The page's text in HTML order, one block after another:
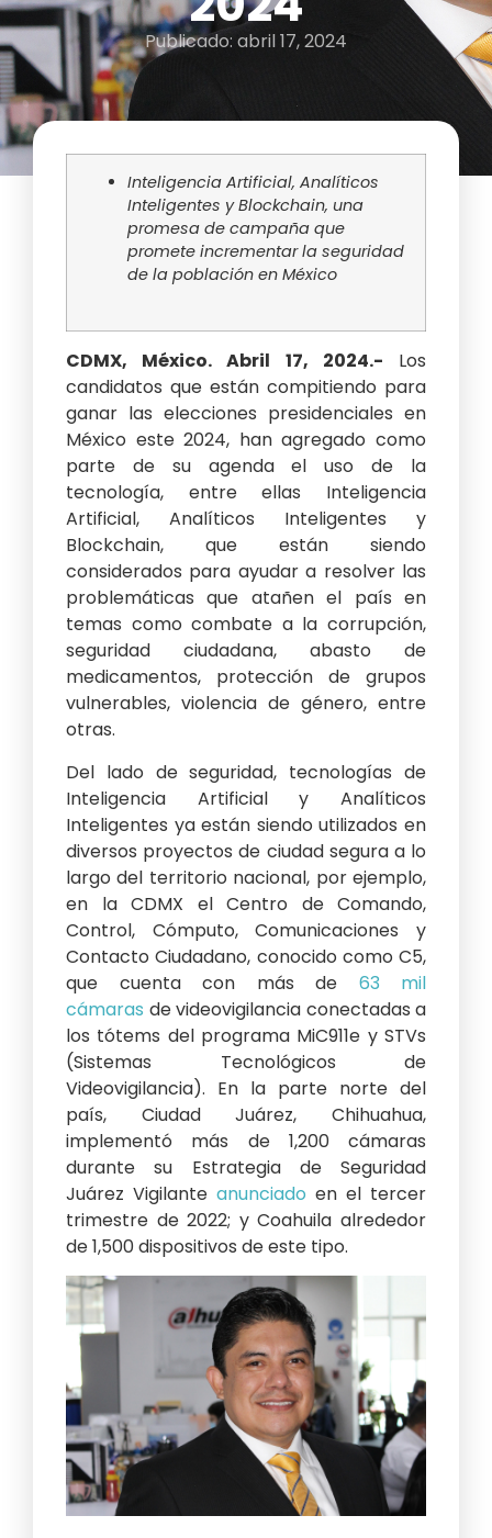
Publicado: abril 17, 2024
Inteligencia Artificial, Analíticos
Inteligentes y Blockchain, una
promesa de campaña que
promete incrementar la seguridad
de la población en México
CDMX, México. Abril 17, 2024.- Los
candidatos que están compitiendo para
ganar las elecciones presidenciales en
México este 2024, han agregado como
parte de su agenda el uso de la
tecnología, entre ellas Inteligencia
Artificial, Analíticos Inteligentes y
Blockchain, que están siendo
considerados para ayudar a resolver las
problemáticas que atañen el país en
temas como combate a la corrupción,
seguridad ciudadana, abasto de
medicamentos, protección de grupos
vulnerables, violencia de género, entre
otras.
Del lado de seguridad, tecnologías de
Inteligencia Artificial y Analíticos
Inteligentes ya están siendo utilizados en
diversos proyectos de ciudad segura a lo
largo del territorio nacional, por ejemplo,
en la CDMX el Centro de Comando,
Control, Cómputo, Comunicaciones y
Contacto Ciudadano, conocido como C5,
que cuenta con más de 63 mil
cámaras de videovigilancia conectadas a
los tótems del programa MiC911e y STVs
(Sistemas Tecnológicos de
Videovigilancia). En la parte norte del
país, Ciudad Juárez, Chihuahua,
implementó más de 1,200 cámaras
durante su Estrategia de Seguridad
Juárez Vigilante anunciado en el tercer
trimestre de 2022; y Coahuila alrededor
de 1,500 dispositivos de este tipo.